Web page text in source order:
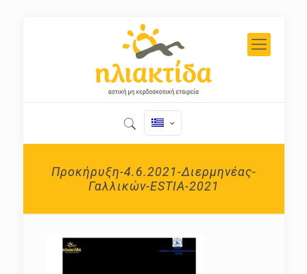
Προκήρυξη-4.6.2021-Διερμηνέας-
Γαλλικών-ESTIA-2021